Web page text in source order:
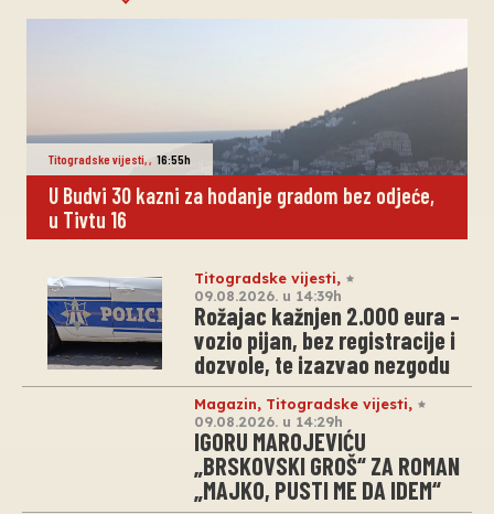
Titogradske vijesti 16:55h
U Budvi 30 kazni za hodanje gradom bez odjeće,
u Tivtu 16
Titogradske vijesti,
09.08.2026. u 14:39h
Rožajac kažnjen 2.000 eura –
vozio pijan, bez registracije i
dozvole, te izazvao nezgodu
Magazin, Titogradske vijesti,
09.08.2026. u 14:29h
IGORU MAROJEVIĆU
„BRSKOVSKI GROŠ“ ZA ROMAN
„MAJKO, PUSTI ME DA IDEM“